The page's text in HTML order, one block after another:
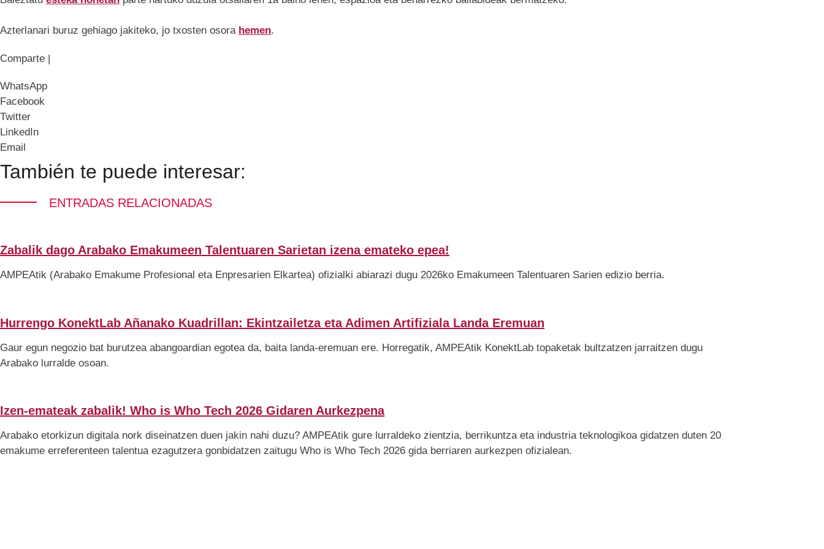
Azterlanari buruz gehiago jakiteko, jo txosten osora hemen.
Comparte |
WhatsApp
Facebook
Twitter
LinkedIn
Email
También te puede interesar:
ENTRADAS RELACIONADAS
Zabalik dago Arabako Emakumeen Talentuaren Sarietan izena emateko epea!
AMPEAtik (Arabako Emakume Profesional eta Enpresarien Elkartea) ofizialki abiarazi dugu 2026ko Emakumeen Talentuaren Sarien edizio berria.
Hurrengo KonektLab Añanako Kuadrillan: Ekintzailetza eta Adimen Artifiziala Landa Eremuan
Gaur egun negozio bat burutzea abangoardian egotea da, baita landa-eremuan ere. Horregatik, AMPEAtik KonektLab topaketak bultzatzen jarraitzen dugu
Arabako lurralde osoan.
Izen-emateak zabalik! Who is Who Tech 2026 Gidaren Aurkezpena
Arabako etorkizun digitala nork diseinatzen duen jakin nahi duzu? AMPEAtik gure lurraldeko zientzia, berrikuntza eta industria teknologikoa gidatzen duten 20
emakume erreferenteen talentua ezagutzera gonbidatzen zaitugu Who is Who Tech 2026 gida berriaren aurkezpen ofizialean.